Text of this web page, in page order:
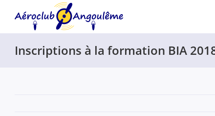
Inscriptions à la formation BIA